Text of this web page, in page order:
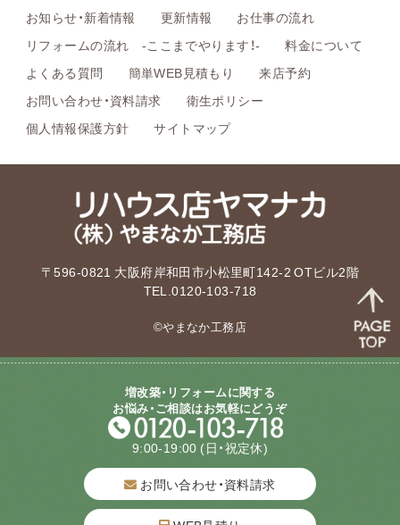
お知らせ・新着情報
更新情報
お仕事の流れ
リフォームの流れ -ここまでやります！-
料金について
よくある質問
簡単WEB見積もり
来店予約
お問い合わせ・資料請求
衛生ポリシー
個人情報保護方針
サイトマップ
〒596-0821 大阪府岸和田市小松里町142-2 OTビル2階
TEL.0120-103-718
©やまなか工務店
増改築・リフォームに関する
お悩み・ご相談はお気軽にどうぞ
9:00-19:00 (日・祝定休)
お問い合わせ・資料請求